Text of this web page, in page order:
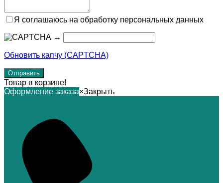
Я соглашаюсь на обработку персональных данных
→
Обновить капчу (CAPTCHA)
Товар в корзине!
Оформление заказа×Закрыть